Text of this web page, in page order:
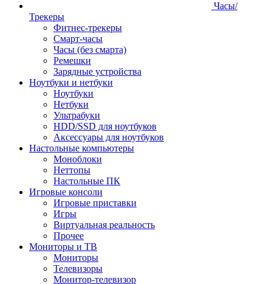
Часы/
Трекеры
Фитнес-трекеры
Смарт-часы
Часы (без смарта)
Ремешки
Зарядные устройства
Ноутбуки и нетбуки
Ноутбуки
Нетбуки
Ультрабуки
HDD/SSD для ноутбуков
Аксессуары для ноутбуков
Настольные компьютеры
Моноблоки
Неттопы
Настольные ПК
Игровые консоли
Игровые приставки
Игры
Виртуальная реальность
Прочее
Мониторы и ТВ
Мониторы
Телевизоры
Монитор-телевизор